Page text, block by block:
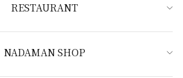
RESTAURANT
NADAMAN SHOP